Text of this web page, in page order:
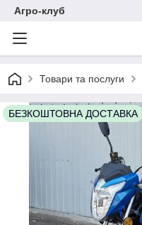
Агро-клуб
Товари та послуги
БЕЗКОШТОВНА ДОСТАВКА